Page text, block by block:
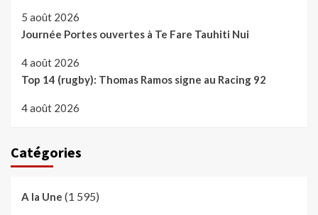
5 août 2026
Journée Portes ouvertes à Te Fare Tauhiti Nui
4 août 2026
Top 14 (rugby): Thomas Ramos signe au Racing 92
4 août 2026
Catégories
A la Une (1 595)